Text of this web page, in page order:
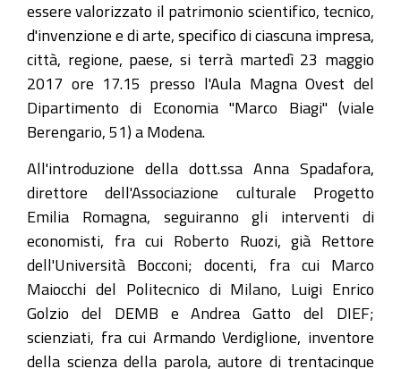
essere valorizzato il patrimonio scientifico, tecnico,
d'invenzione e di arte, specifico di ciascuna impresa,
città, regione, paese, si terrà martedì 23 maggio
2017 ore 17.15 presso l'Aula Magna Ovest del
Dipartimento di Economia "Marco Biagi" (viale
Berengario, 51) a Modena.
All'introduzione della dott.ssa Anna Spadafora,
direttore dell'Associazione culturale Progetto
Emilia Romagna, seguiranno gli interventi di
economisti, fra cui Roberto Ruozi, già Rettore
dell'Università Bocconi; docenti, fra cui Marco
Maiocchi del Politecnico di Milano, Luigi Enrico
Golzio del DEMB e Andrea Gatto del DIEF;
scienziati, fra cui Armando Verdiglione, inventore
della scienza della parola, autore di trentacinque